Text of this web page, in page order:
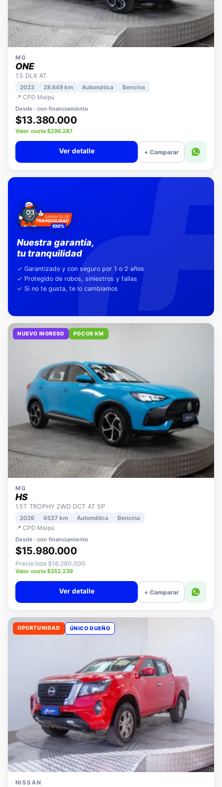
MG
ONE
1.5 DLX AT
2023 28.649 km
📍 CPD Maipú
Desde · con financiamiento
$13.380.000
Valor cuota $296.287
+ Comparar
Nuestra garantía,
✓ Garantizado y con seguro por 1 o 2 años
✓ Protegido de robos, siniestros y fallas
MG
HS
1.5T TROPHY 2WD DCT AT 5P
2026 4537 km
📍 CPD Maipú
Desde · con financiamiento
$15.980.000
Precio lista $16.280.000
Valor cuota $352.239
+ Comparar
OPORTUNIDAD